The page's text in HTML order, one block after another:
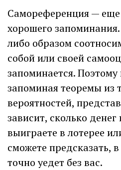
Самореференция —
хорошего
либо образом
собой или своей
запоминается.
запоминая теоремы из
вероятностей,
зависит, сколько
выиграете в лотерее
сможете предсказать,
точно уедет без вас.